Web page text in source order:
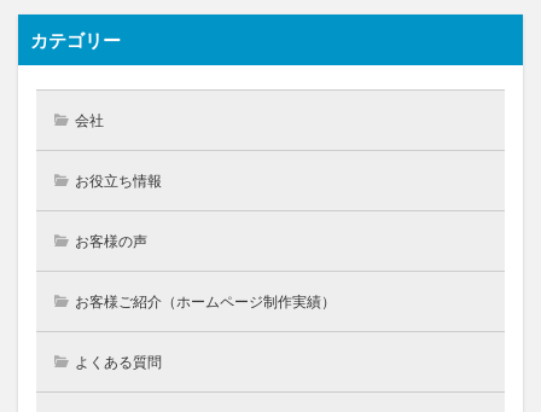
カテゴリー
会社
お役立ち情報
お客様の声
お客様ご紹介（ホームページ制作実績）
よくある質問